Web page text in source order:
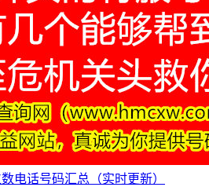
电话号码汇总（实时更新）